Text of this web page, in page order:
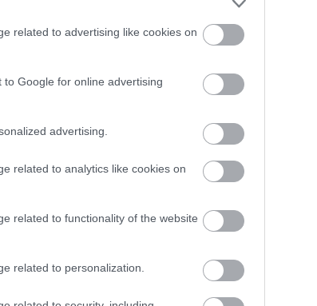
related to advertising like cookies on
Google for online advertising
advertising.
related to analytics like cookies on
related to functionality of the website
related to personalization.
Szőnyegtisztítás
https://t.co/
06:26PM
— bioautowasche
https://t.co/PASrtywGdr
https://t.co/PASrtywGdr
— Étrend és
(@etrendes)
2019.
https://t.co/
https://t.co/
— Fogyás és fogyókúra
https://t.co/ErRtlyiGW9
https://t.co/ErRtlyiGW9
— Plasztikai Sebészet
2019. szeptember 3.
https://t.co/xkWHrUDgsi
https://t.co/xkWHrUDgsi